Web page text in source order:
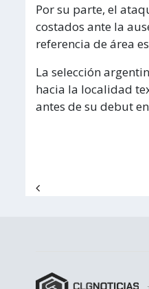
Por su parte, el
costados ante la
referencia de área
La selección
hacia la localidad
antes de su debut